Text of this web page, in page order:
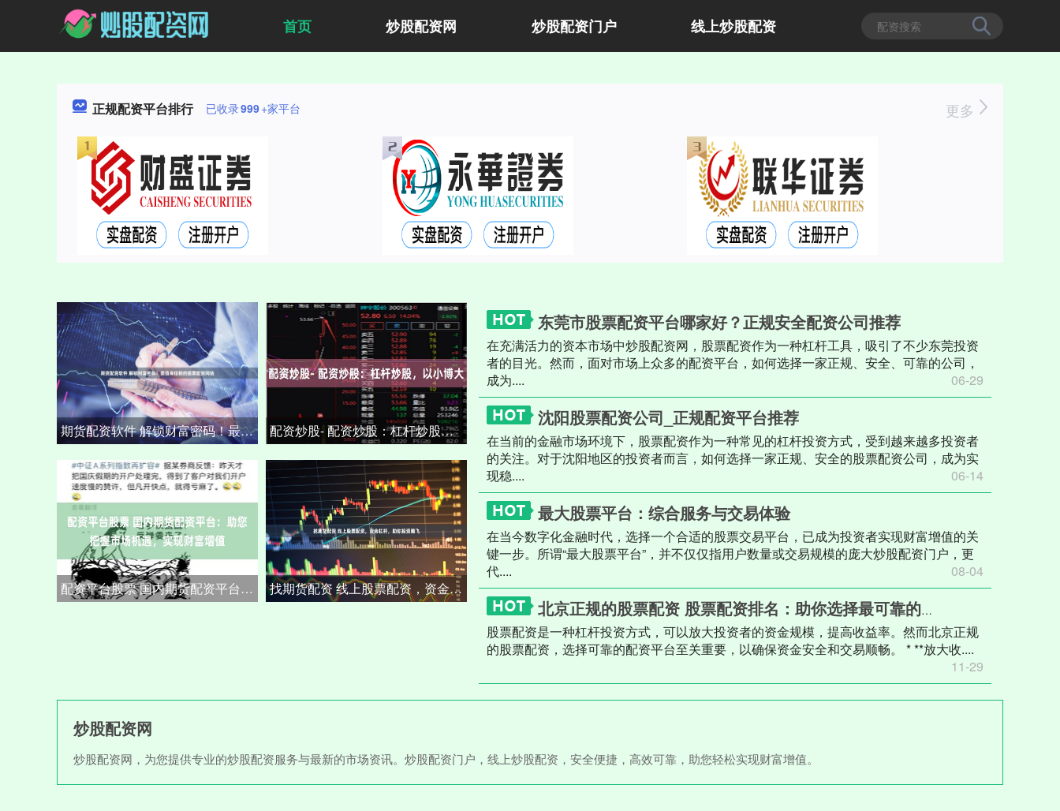
首页 炒股配资网 炒股配资门户 线上炒股配资
正规配资平台排行 已收录999+家平台 更多
期货配资软件 解锁财富密码！最值得信赖的股票配资网站 配资炒股- 配资炒股：杠杆炒股，以小博大
配资平台股票 国内期货配资平台：助您把握市场机遇，实现财富增值 找期货配资 线上股票配资，资金杠杆，助你投资腾飞
东莞市股票配资平台哪家好？正规安全配资公司推荐
在充满活力的资本市场中炒股配资网，股票配资作为一种杠杆工具，吸引了不少东莞投资
者的目光。然而，面对市场上众多的配资平台，如何选择一家正规、安全、可靠的公司，
成为....
06-29
沈阳股票配资公司_正规配资平台推荐
在当前的金融市场环境下，股票配资作为一种常见的杠杆投资方式，受到越来越多投资者
的关注。对于沈阳地区的投资者而言，如何选择一家正规、安全的股票配资公司，成为实
现稳....
06-14
最大股票平台：综合服务与交易体验
在当今数字化金融时代，选择一个合适的股票交易平台，已成为投资者实现财富增值的关
键一步。所谓“最大股票平台”，并不仅仅指用户数量或交易规模的庞大炒股配资门户，更
代....
08-04
北京正规的股票配资 股票配资排名：助你选择最可靠的平台
股票配资是一种杠杆投资方式，可以放大投资者的资金规模，提高收益率。然而北京正规
的股票配资，选择可靠的配资平台至关重要，以确保资金安全和交易顺畅。 * **放大收....
11-29
炒股配资网
炒股配资网，为您提供专业的炒股配资服务与最新的市场资讯。炒股配资门户，线上炒股配资，安全便捷，高效可靠，助您轻松实现财富增值。